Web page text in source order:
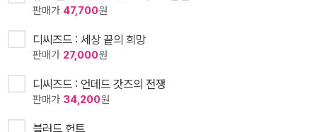
판매가 47,700원
디씨즈드 : 세상 끝의 희망
판매가 27,000원
디씨즈드 : 언데드 갓즈의 전쟁
판매가 34,200원
블러드 헌트